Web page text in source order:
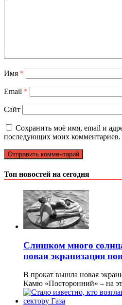
Имя *
Email *
Сайт
Сохранить моё имя, email и
последующих моих комментариев.
Топ новостей на сегодня
Слишком много
новая экранизация
В прокат вышла новая
Камю «Посторонний» – на